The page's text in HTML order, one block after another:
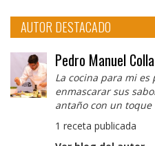
AUTOR DESTACADO
Pedro Manuel
La cocina para mi
enmascarar sus
antaño con un
1 receta publicada